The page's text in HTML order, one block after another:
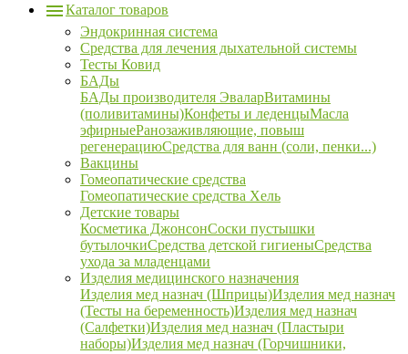
Каталог товаров
Эндокринная система
Средства для лечения дыхательной системы
Тесты Ковид
БАДы
БАДы производителя ЭваларВитамины
(поливитамины)Конфеты и леденцыМасла
эфирныеРанозаживляющие, повыш
регенерациюСредства для ванн (соли, пенки...)
Вакцины
Гомеопатические средства
Гомеопатические средства Хель
Детские товары
Косметика ДжонсонСоски пустышки
бутылочкиСредства детской гигиеныСредства
ухода за младенцами
Изделия медицинского назначения
Изделия мед назнач (Шприцы)Изделия мед назнач
(Тесты на беременность)Изделия мед назнач
(Салфетки)Изделия мед назнач (Пластыри
наборы)Изделия мед назнач (Горчишники,